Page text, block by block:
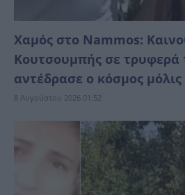
Χαμός στο Nammos:
Κουτσουμπής σε τρυφερά
αντέδρασε ο κόσμος μόλις
8 Αυγούστου 2026 01:52